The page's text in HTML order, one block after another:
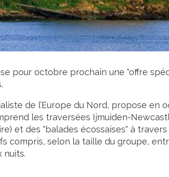
pour octobre prochain une "offre
de l’Europe du Nord, propose en
les traversées Ijmuiden-
et des "balades écossaises" à
compris, selon la taille du groupe,
nuits.